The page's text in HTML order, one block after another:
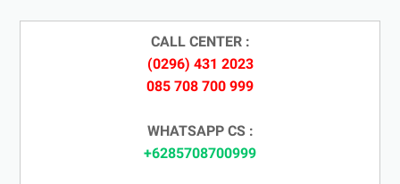
CALL CENTER :
(0296) 431 2023
085 708 700 999
WHATSAPP CS :
+6285708700999